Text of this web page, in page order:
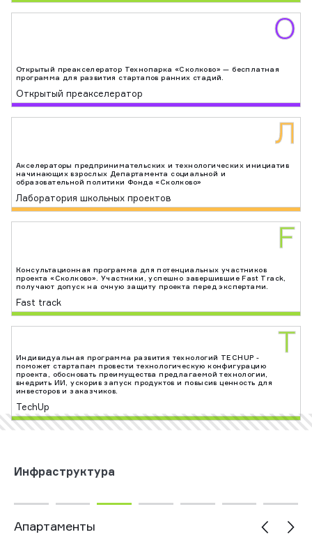
О
Открытый преакселератор Технопарка «Сколково» — бесплатная
программа для развития стартапов ранних стадий.
Открытый преакселератор
Л
Акселераторы предпринимательских и технологических инициатив
начинающих взрослых Департамента социальной и
образовательной политики Фонда «Сколково»
Лаборатория школьных проектов
F
Консультационная программа для потенциальных участников
проекта «Сколково». Участники, успешно завершившие Fast Track,
получают допуск на очную защиту проекта перед экспертами.
Fast track
T
Индивидуальная программа развития технологий TECHUP -
поможет стартапам провести технологическую конфигурацию
проекта, обосновать преимущества предлагаемой технологии,
внедрить ИИ, ускорив запуск продуктов и повысив ценность для
инвесторов и заказчиков.
TechUp
Инфраструктура
Апартаменты